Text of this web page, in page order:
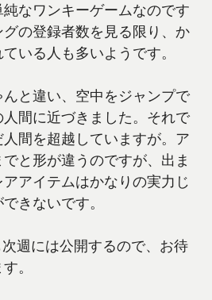
なワンキーゲームなのです
の登録者数を見る限り、か
いる人も多いようです。
と違い、空中をジャンプで
間に近づきました。それで
間を超越していますが。ア
と形が違うのですが、出ま
アイテムはかなりの実力じ
きないです。
週には公開するので、お待
。